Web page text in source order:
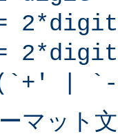
2*digit
2*digit
(`+' |
マット